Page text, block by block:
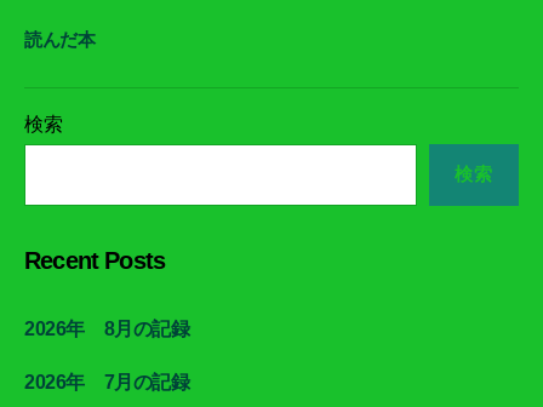
読んだ本
検索
検索
Recent Posts
2026年 8月の記録
2026年 7月の記録